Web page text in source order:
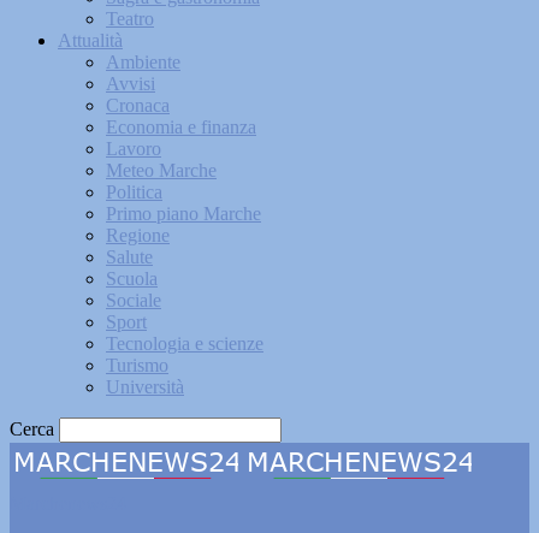
Teatro
Attualità
Ambiente
Avvisi
Cronaca
Economia e finanza
Lavoro
Meteo Marche
Politica
Primo piano Marche
Regione
Salute
Scuola
Sociale
Sport
Tecnologia e scienze
Turismo
Università
Cerca